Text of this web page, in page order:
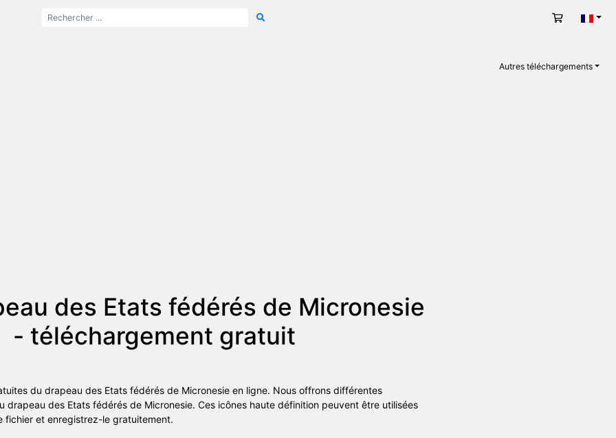
Panier
Autres téléchargements
des Etats fédérés de Micronesie
- téléchargement gratuit
du drapeau des Etats fédérés de Micronesie en ligne. Nous offrons différentes
drapeau des Etats fédérés de Micronesie. Ces icônes haute définition peuvent être utilisées
fichier et enregistrez-le gratuitement.